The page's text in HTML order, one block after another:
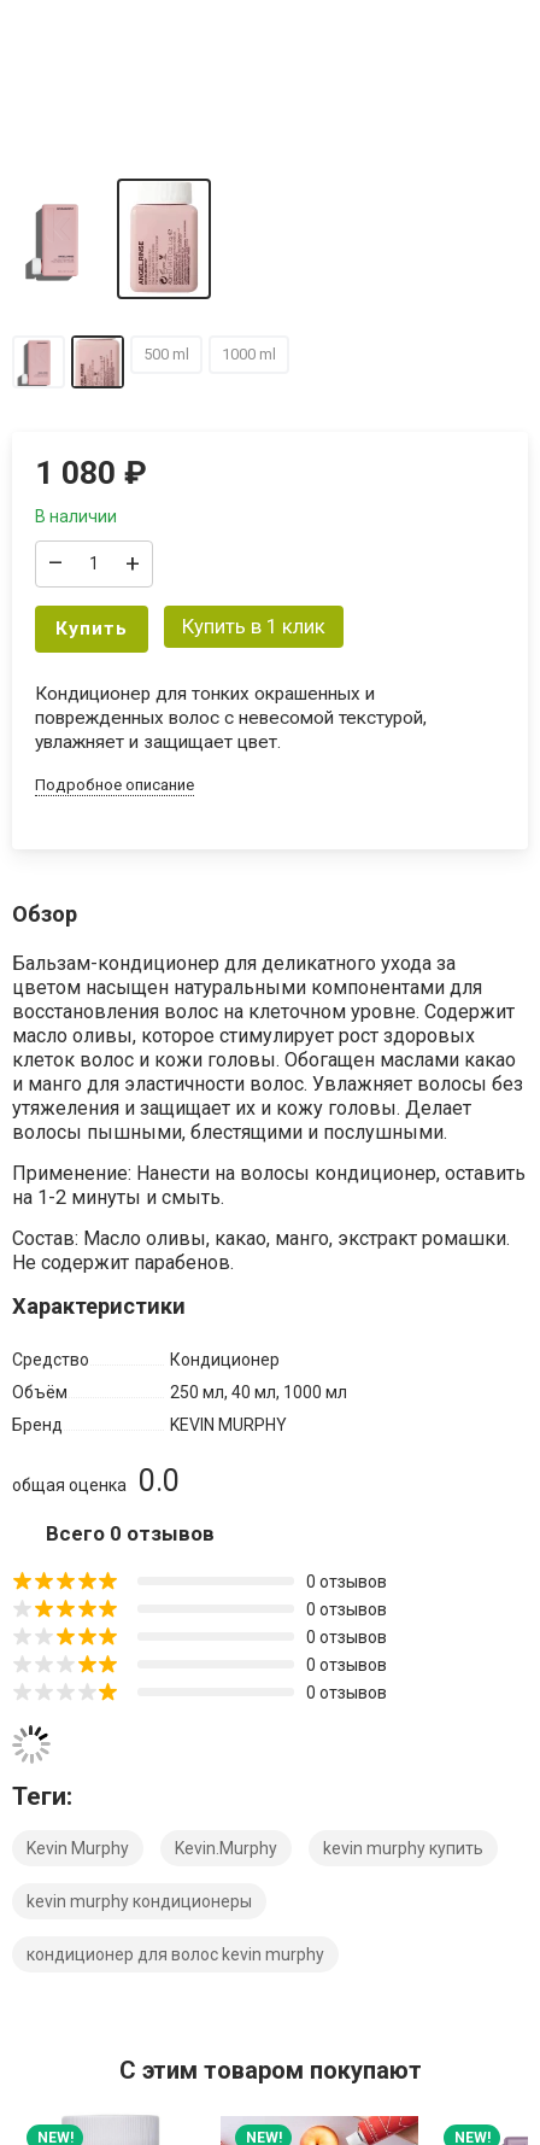
500 ml 1000 ml
1 080₽
В наличии
– +
Купить Купить в 1 клик
Кондиционер для тонких окрашенных и
поврежденных волос с невесомой текстурой,
увлажняет и защищает цвет.
Подробное описание
Обзор
Бальзам-кондиционер для деликатного ухода за
цветом насыщен натуральными компонентами для
восстановления волос на клеточном уровне. Содержит
масло оливы, которое стимулирует рост здоровых
клеток волос и кожи головы. Обогащен маслами какао
и манго для эластичности волос. Увлажняет волосы без
утяжеления и защищает их и кожу головы. Делает
волосы пышными, блестящими и послушными.
Применение: Нанести на волосы кондиционер, оставить
на 1-2 минуты и смыть.
Состав: Масло оливы, какао, манго, экстракт ромашки.
Не содержит парабенов.
Характеристики
Средство
Кондиционер
Объём
250 мл, 40 мл, 1000 мл
Бренд
KEVIN MURPHY
0.0
общая оценка
Всего 0 отзывов
0 отзывов
0 отзывов
0 отзывов
0 отзывов
0 отзывов
Теги:
Kevin Murphy Kevin.Murphy kevin murphy купить
kevin murphy кондиционеры
кондиционер для волос kevin murphy
C этим товаром покупают
NEW! NEW! NEW!